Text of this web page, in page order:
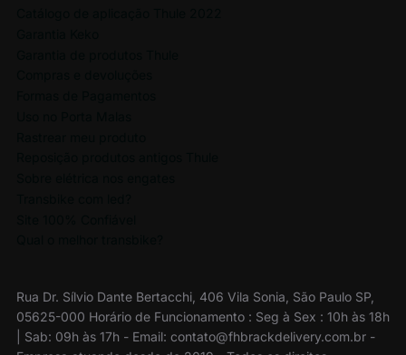
Rua Dr. Sílvio Dante Bertacchi, 406 Vila Sonia, São Paulo SP,
05625-000 Horário de Funcionamento : Seg à Sex : 10h às 18h
| Sab: 09h às 17h - Email: contato@fhbrackdelivery.com.br -